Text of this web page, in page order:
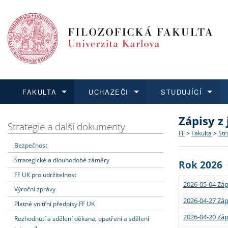
FAKULTA
Dozvědět se více
Struktura
Strategie
Podpora
UCHAZEČI
Podat přihlášku
Co
Učitelské
STUDUJÍCÍ
Dozvědět se více
Rigorózní
Dozvědět se více
O vědě a
Granty a
Dozvědět se více
Aktuální
Strategie a další dokumenty
Bezpečnost
Strategické a dlouhodobé záměry
FF UK pro udržitelnost
Výroční zprávy
Platné vnitřní předpisy FF UK
Rozhodnutí a sdělení děkana, opatření a sdělení
Zápisy
FF > Fakulta >
Rok 2026
2026-05-04
2026-04-27
2026-04-20